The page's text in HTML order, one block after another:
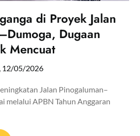
di Proyek Jalan
Dugaan
Mencuat
12/05/2026
Jalan Pinogaluman–
melalui APBN Tahun Anggaran